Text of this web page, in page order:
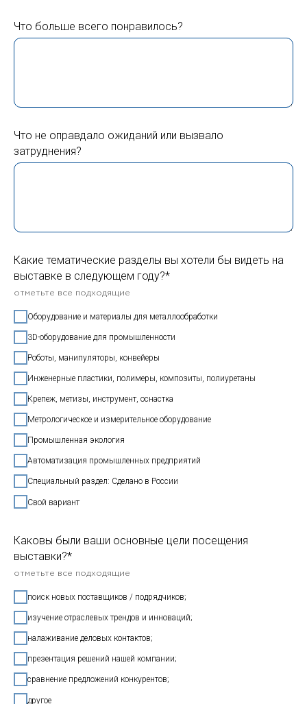
Что больше всего понравилось?
Что не оправдало ожиданий или вызвало
затруднения?
Какие тематические разделы вы хотели бы видеть на
выставке в следующем году?*
отметьте все подходящие
Оборудование и материалы для металлообработки
3D-оборудование для промышленности
Роботы, манипуляторы, конвейеры
Инженерные пластики, полимеры, композиты, полиуретаны
Крепеж, метизы, инструмент, оснастка
Метрологическое и измерительное оборудование
Промышленная экология
Автоматизация промышленных предприятий
Специальный раздел: Сделано в России
Свой вариант
Каковы были ваши основные цели посещения
выставки?*
отметьте все подходящие
поиск новых поставщиков / подрядчиков;
изучение отраслевых трендов и инноваций;
налаживание деловых контактов;
презентация решений нашей компании;
сравнение предложений конкурентов;
другое